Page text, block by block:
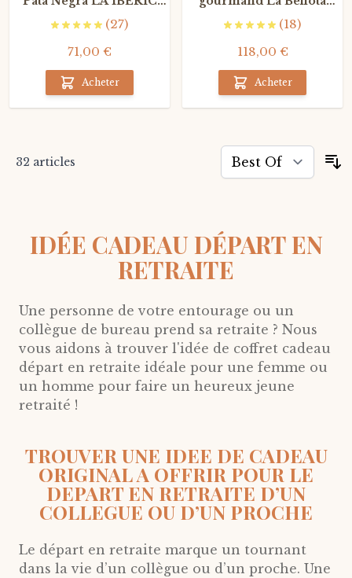
BOX
(27)
71,00 €
Acheter
BOX (18)
118,00 €
Acheter
32 articles
IDÉE CADEAU DÉPART EN
RETRAITE
Une personne de votre entourage ou un
collègue de bureau prend sa retraite ? Nous
vous aidons à trouver l'idée de coffret cadeau
départ en retraite idéale pour une femme ou
un homme pour faire un heureux jeune
retraité !
TROUVER UNE IDEE DE CADEAU
ORIGINAL A OFFRIR POUR LE
DEPART EN RETRAITE D’UN
COLLEGUE OU D’UN PROCHE
Le départ en retraite marque un tournant
dans la vie d’un collègue ou d’un proche. Une